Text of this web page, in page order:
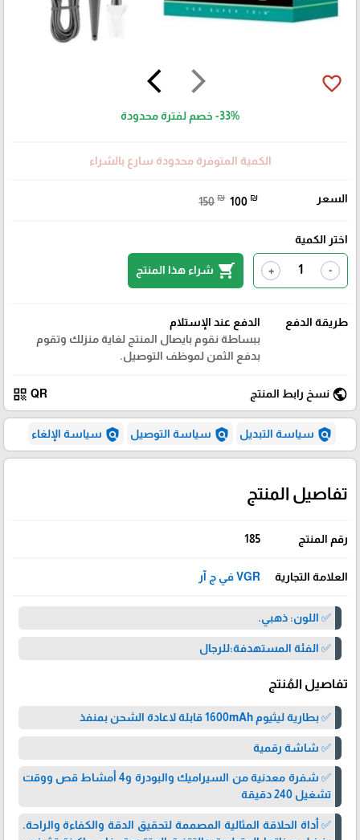
🎓
arrow_forward_ios
arrow_back_ios favorite_border
-33% خصم لفترة محدودة
الكمية المتوفرة محدودة سارع بالشراء
السعر 150 ₪ 100 ₪
اختر الكمية
-
+
shopping_cart شراء هذا المنتج
طريقة الدفع
الدفع عند الإستلام
ببساطة نقوم بايصال المنتج لغاية منزلك وتقوم
بدفع الثمن لموظف التوصيل.
public نسخ رابط المنتج QR
qr_code
policy سياسة التبديل policy سياسة التوصيل policy سياسة الإلغاء
تفاصيل المنتج
رقم المنتج 185
العلامة التجارية VGR في ج آر
✅ اللون: ذهبي.
✅ الفئة المستهدفة:للرجال
تفاصيل المُنتج
✅ بطارية ليثيوم 1600mAh قابلة لاعادة الشحن بمنفذ
✅ شاشة رقمية
✅ شفرة معدنية من السيراميك والبودرة و4 أمشاط قص ووقت
تشغيل 240 دقيقة
✅ أداة الحلاقة المثالية المصممة لتحقيق الدقة والكفاءة والراحة.